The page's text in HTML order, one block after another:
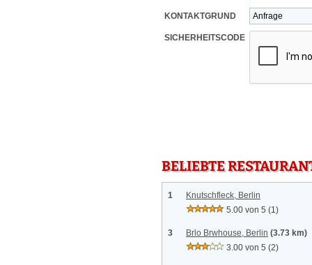
KONTAKTGRUND
SICHERHEITSCODE
BELIEBTE
1
Knutschfleck, Berlin
5.00 von 5 (1)
3 Brlo Brwhouse, Berlin (3.73 km)
3.00 von 5 (2)